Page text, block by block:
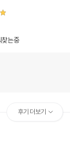
찾는중
후기 더보기